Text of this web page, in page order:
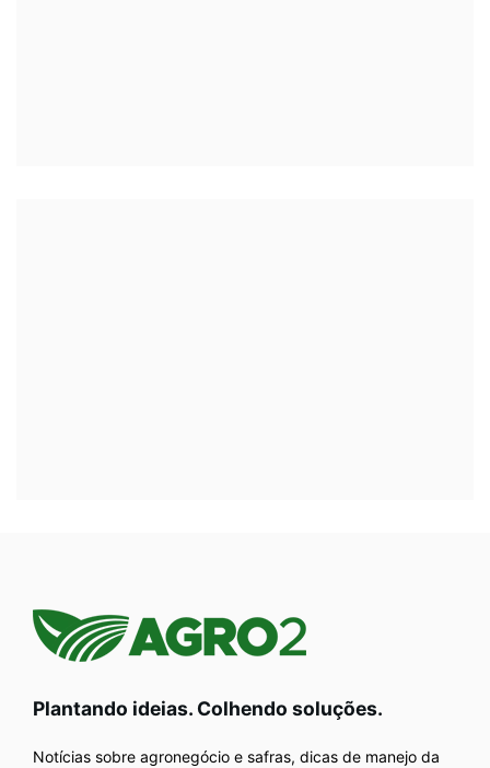
Plantando ideias. Colhendo soluções.
Notícias sobre agronegócio e safras, dicas de manejo da